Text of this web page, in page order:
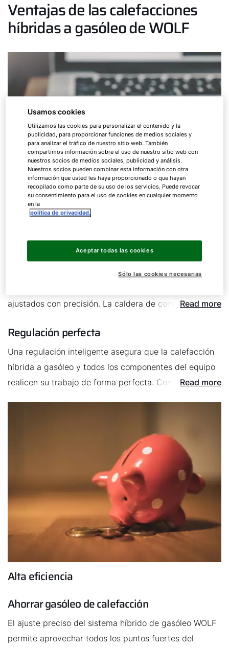
Ventajas de las calefacciones
híbridas a gasóleo de WOLF
Trabajo en equipo
Una calefacción híbrida de gasóleo de WOLF que
ajustados con precisión. La caldera de condensación,
trabajan juntos como un mismo equipo.
Read more
Regulación perfecta
Una regulación inteligente asegura que la calefacción
híbrida a gasóleo y todos los componentes del equipo
realicen su trabajo de forma perfecta. Con una
inteligente a través de la aplicación WOLF Smartset.
Read more
Alta eficiencia
Ahorrar gasóleo de calefacción
El ajuste preciso del sistema híbrido de gasóleo WOLF
permite aprovechar todos los puntos fuertes del
Usamos cookies
Utilizamos las cookies para personalizar el contenido y la
publicidad, para proporcionar funciones de medios sociales y
para analizar el tráfico de nuestro sitio web. También
compartimos información sobre el uso de nuestro sitio web con
nuestros socios de medios sociales, publicidad y análisis.
Nuestros socios pueden combinar esta información con otra
información que usted les haya proporcionado o que hayan
recopilado como parte de su uso de los servicios. Puede revocar
su consentimiento para el uso de cookies en cualquier momento
en la
política de privacidad.
Sólo las cookies necesarias
Aceptar todas las cookies